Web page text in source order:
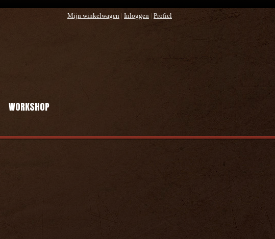
Mijn winkelwagen | Inloggen | Profiel
WORKSHOP